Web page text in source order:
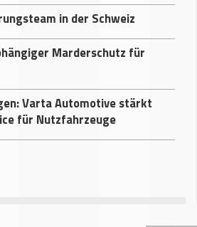
in der Schweiz
Marderschutz für
Varta Automotive stärkt
für Nutzfahrzeuge